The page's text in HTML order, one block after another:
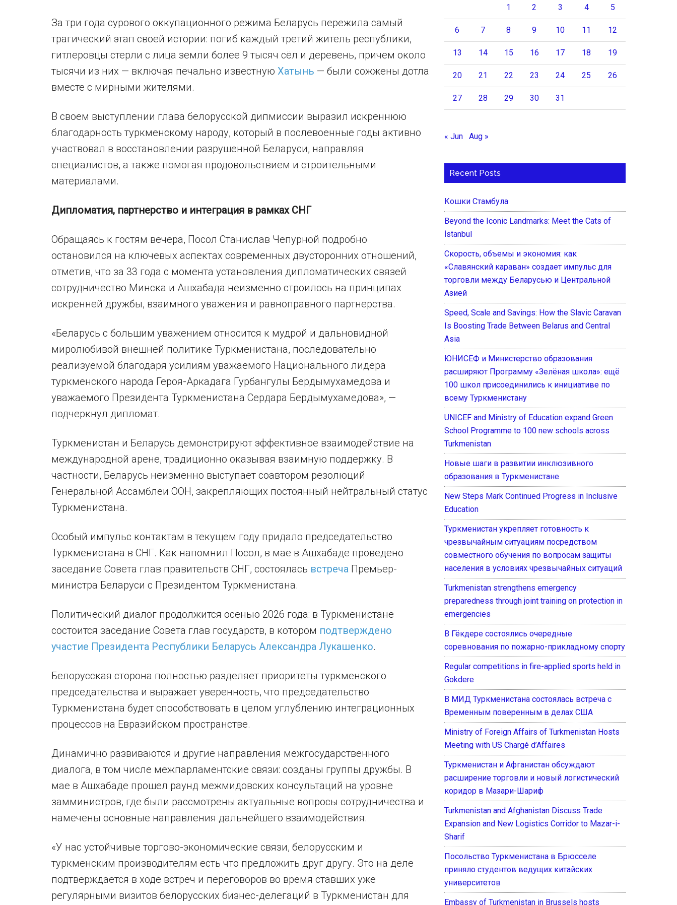
За три года сурового оккупационного режима Беларусь пережила самый
трагический этап своей истории: погиб каждый третий житель республики,
гитлеровцы стерли с лица земли более 9 тысяч сёл и деревень, причем около
тысячи из них — включая печально известную Хатынь — были сожжены дотла
вместе с мирными жителями.
В своем выступлении глава белорусской дипмиссии выразил искреннюю
благодарность туркменскому народу, который в послевоенные годы активно
участвовал в восстановлении разрушенной Беларуси, направляя
специалистов, а также помогая продовольствием и строительными
материалами.
Дипломатия, партнерство и интеграция в рамках СНГ
Обращаясь к гостям вечера, Посол Станислав Чепурной подробно
остановился на ключевых аспектах современных двусторонних отношений,
отметив, что за 33 года с момента установления дипломатических связей
сотрудничество Минска и Ашхабада неизменно строилось на принципах
искренней дружбы, взаимного уважения и равноправного партнерства.
«Беларусь с большим уважением относится к мудрой и дальновидной
миролюбивой внешней политике Туркменистана, последовательно
реализуемой благодаря усилиям уважаемого Национального лидера
туркменского народа Героя-Аркадага Гурбангулы Бердымухамедова и
уважаемого Президента Туркменистана Сердара Бердымухамедова», —
подчеркнул дипломат.
Туркменистан и Беларусь демонстрируют эффективное взаимодействие на
международной арене, традиционно оказывая взаимную поддержку. В
частности, Беларусь неизменно выступает соавтором резолюций
Генеральной Ассамблеи ООН, закрепляющих постоянный нейтральный статус
Туркменистана.
Особый импульс контактам в текущем году придало председательство
Туркменистана в СНГ. Как напомнил Посол, в мае в Ашхабаде проведено
заседание Совета глав правительств СНГ, состоялась встреча Премьер-
министра Беларуси с Президентом Туркменистана.
Политический диалог продолжится осенью 2026 года: в Туркменистане
состоится заседание Совета глав государств, в котором подтверждено
участие Президента Республики Беларусь Александра Лукашенко.
Белорусская сторона полностью разделяет приоритеты туркменского
председательства и выражает уверенность, что председательство
Туркменистана будет способствовать в целом углублению интеграционных
процессов на Евразийском пространстве.
Динамично развиваются и другие направления межгосударственного
диалога, в том числе межпарламентские связи: созданы группы дружбы. В
мае в Ашхабаде прошел раунд межмидовских консультаций на уровне
замминистров, где были рассмотрены актуальные вопросы сотрудничества и
намечены основные направления дальнейшего взаимодействия.
«У нас устойчивые торгово-экономические связи, белорусским и
туркменским производителям есть что предложить друг другу. Это на деле
подтверждается в ходе встреч и переговоров во время ставших уже
регулярными визитов белорусских бизнес-делегаций в Туркменистан для
1 2 3 4 5
6 7 8 9 10 11 12
13 14 15 16 17 18 19
20 21 22 23 24 25 26
27 28 29 30 31
« Jun Aug »
Recent Posts
Кошки Стамбула
Beyond the Iconic Landmarks: Meet the Cats of
İstanbul
Скорость, объемы и экономия: как
«Славянский караван» создает импульс для
торговли между Беларусью и Центральной
Азией
Speed, Scale and Savings: How the Slavic Caravan
Is Boosting Trade Between Belarus and Central
Asia
ЮНИСЕФ и Министерство образования
расширяют Программу «Зелёная школа»: ещё
100 школ присоединились к инициативе по
всему Туркменистану
UNICEF and Ministry of Education expand Green
School Programme to 100 new schools across
Turkmenistan
Новые шаги в развитии инклюзивного
образования в Туркменистане
New Steps Mark Continued Progress in Inclusive
Education
Туркменистан укрепляет готовность к
чрезвычайным ситуациям посредством
совместного обучения по вопросам защиты
населения в условиях чрезвычайных ситуаций
Turkmenistan strengthens emergency
preparedness through joint training on protection in
emergencies
В Гёкдере состоялись очередные
соревнования по пожарно-прикладному спорту
Regular competitions in fire-applied sports held in
Gokdere
В МИД Туркменистана состоялась встреча с
Временным поверенным в делах США
Ministry of Foreign Affairs of Turkmenistan Hosts
Meeting with US Chargé d’Affaires
Туркменистан и Афганистан обсуждают
расширение торговли и новый логистический
коридор в Мазари-Шариф
Turkmenistan and Afghanistan Discuss Trade
Expansion and New Logistics Corridor to Mazar-i-
Sharif
Посольство Туркменистана в Брюсселе
приняло студентов ведущих китайских
университетов
Embassy of Turkmenistan in Brussels hosts